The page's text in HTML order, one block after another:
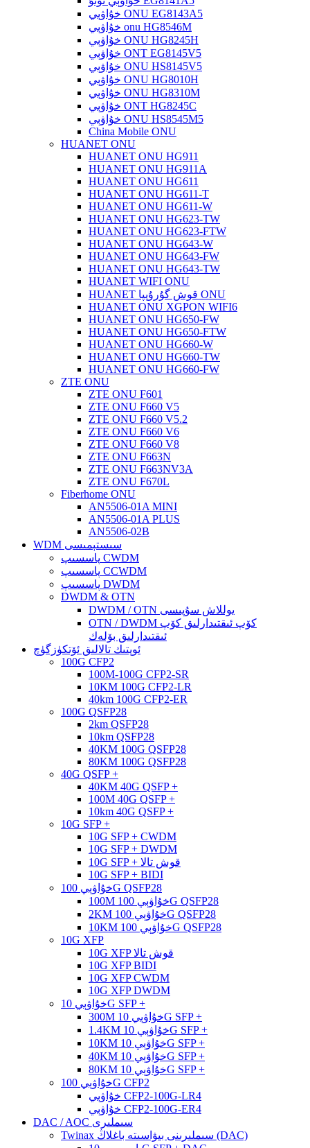
خۇاۋېي ONU EG8143A5
خۇاۋېي onu HG8546M
خۇاۋېي ONU HG8245H
خۇاۋېي ONT EG8145V5
خۇاۋېي ONU HS8145V5
خۇاۋېي ONU HG8010H
خۇاۋېي ONU HG8310M
خۇاۋېي ONT HG8245C
خۇاۋېي ONU HS8545M5
China Mobile ONU
HUANET ONU
HUANET ONU HG911
HUANET ONU HG911A
HUANET ONU HG611
HUANET ONU HG611-T
HUANET ONU HG611-W
HUANET ONU HG623-TW
HUANET ONU HG623-FTW
HUANET ONU HG643-W
HUANET ONU HG643-FW
HUANET ONU HG643-TW
HUANET WIFI ONU
HUANET قوش گۇرۇپپا ONU
HUANET ONU XGPON WIFI6
HUANET ONU HG650-FW
HUANET ONU HG650-FTW
HUANET ONU HG660-W
HUANET ONU HG660-TW
HUANET ONU HG660-FW
ZTE ONU
ZTE ONU F601
ZTE ONU F660 V5
ZTE ONU F660 V5.2
ZTE ONU F660 V6
ZTE ONU F660 V8
ZTE ONU F663N
ZTE ONU F663NV3A
ZTE ONU F670L
Fiberhome ONU
AN5506-01A MINI
AN5506-01A PLUS
AN5506-02B
WDM سىستېمىسى
پاسسىپ CWDM
پاسسىپ CCWDM
پاسسىپ DWDM
DWDM & OTN
DWDM / OTN يوللاش سۇپىسى
OTN / DWDM كۆپ ئىقتىدارلىق كۆپ
ئىقتىدارلىق بۆلەك
ئوپتىك تالالىق ئۆتكۈزگۈچ
100G CFP2
100M-100G CFP2-SR
10KM 100G CFP2-LR
40km 100G CFP2-ER
100G QSFP28
2km QSFP28
10km QSFP28
40KM 100G QSFP28
80KM 100G QSFP28
40G QSFP +
40KM 40G QSFP +
100M 40G QSFP +
10km 40G QSFP +
10G SFP +
10G SFP + CWDM
10G SFP + DWDM
10G SFP + قوش تالا
10G SFP + BIDI
خۇاۋېي 100G QSFP28
100M خۇاۋېي 100G QSFP28
2KM خۇاۋېي 100G QSFP28
10KM خۇاۋېي 100G QSFP28
10G XFP
10G XFP قوش تالا
10G XFP BIDI
10G XFP CWDM
10G XFP DWDM
خۇاۋېي 10G SFP +
300M خۇاۋېي 10G SFP +
1.4KM خۇاۋېي 10G SFP +
10KM خۇاۋېي 10G SFP +
40KM خۇاۋېي 10G SFP +
80KM خۇاۋېي 10G SFP +
خۇاۋېي 100G CFP2
خۇاۋېي CFP2-100G-LR4
خۇاۋېي CFP2-100G-ER4
DAC / AOC سىملىرى
Twinax سىملىرىنى بىۋاسىتە باغلاڭ (DAC)